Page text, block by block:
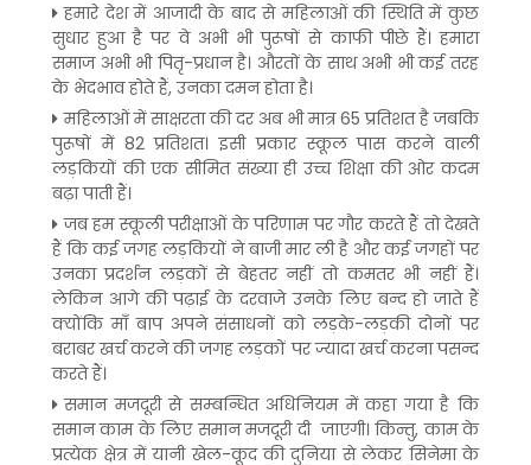
हमारे देश में आजादी के बाद से महिलाओं की स्थिति में कुछ
सुधार हुआ है पर वे अभी भी पुरूषों से काफी पीछे हैं। हमारा
समाज अभी भी पितृ-प्रधान है। औरतों के साथ अभी भी कई तरह
के भेदभाव होते हैं, उनका दमन होता है।
महिलाओं में साक्षरता की दर अब भी मात्र 65 प्रतिशत है जबकि
पुरूषों में 82 प्रतिशत। इसी प्रकार स्कूल पास करने वाली
लड़कियों की एक सीमित संख्या ही उच्च शिक्षा की ओर कदम
बढ़ा पाती हैं।
जब हम स्कूली परीक्षाओं के परिणाम पर गौर करते हैं तो देखते
हैं कि कई जगह लड़कियों ने बाजी मार ली है और कई जगहों पर
उनका प्रदर्शन लड़कों से बेहतर नहीं तो कमतर भी नहीं हैं।
लेकिन आगे की पढ़ाई के दरवाजे उनके लिए बन्द हो जाते हैं
क्योंकि माँ बाप अपने संसाधनों को लड़के-लड़की दोनों पर
बराबर खर्च करने की जगह लड़कों पर ज्यादा खर्च करना पसन्द
करते हैं।
समान मजदूरी से सम्बन्धित अधिनियम में कहा गया है कि
समान काम के लिए समान मजदूरी दी जाएगी। किन्तु, काम के
प्रत्येक क्षेत्र में यानी खेल-कूद की दुनिया से लेकर सिनेमा के